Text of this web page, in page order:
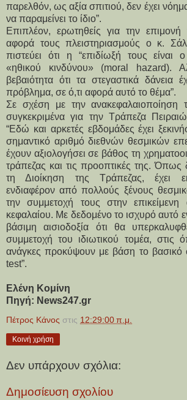
παρελθόν, ως αξία σπιτιού, δεν έχει
να παραμείνει το ίδιο”.
Επιπλέον, ερωτηθείς για την
αφορά τους πλειστηριασμούς ο κ.
πιστεύει ότι η “επιδίωξή τους είναι
«ηθικού κινδύνου» (moral hazard).
βεβαιότητα ότι τα στεγαστικά δάνεια
πρόβλημα, σε ό,τι αφορά αυτό το θέμα”.
Σε σχέση με την ανακεφαλαιοποίηση
συγκεκριμένα για την Τράπεζα
“Εδώ και αρκετές εβδομάδες έχει
σημαντικό αριθμό διεθνών θεσμικών
έχουν αξιολογήσει σε βάθος τη
τράπεζας και τις προοπτικές της. Όπως
τη Διοίκηση της Τράπεζας, έχει
ενδιαφέρον από πολλούς ξένους
την συμμετοχή τους στην επικείμενη
κεφαλαίου. Με δεδομένο το ισχυρό αυτό
βάσιμη αισιοδοξία ότι θα
συμμετοχή του ιδιωτικού τομέα, στις
ανάγκες προκύψουν με βάση το βασικό
test”.
Ελένη Κομίνη
Πηγή: News247.gr
Πέτρος Κάνος στις 12:29:00 π.μ.
Κοινή χρήση
Δεν υπάρχουν σχόλια:
Δημοσίευση σχολίου